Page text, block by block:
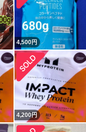
4,500円
4,200円